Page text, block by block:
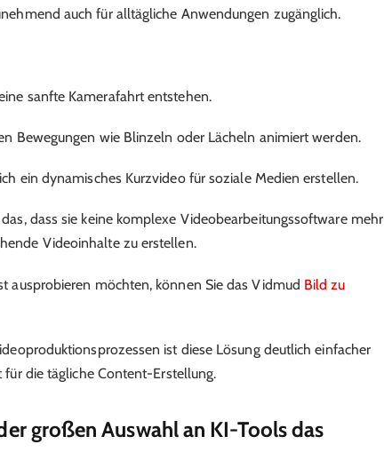
auch für alltägliche Anwendungen zugänglich.
sanfte Kamerafahrt entstehen.
Bewegungen wie Blinzeln oder Lächeln animiert werden.
ein dynamisches Kurzvideo für soziale Medien erstellen.
dass sie keine komplexe Videobearbeitungssoftware mehr
Videoinhalte zu erstellen.
ausprobieren möchten, können Sie das Vidmud Bild zu
ist diese Lösung deutlich einfacher
für die tägliche Content-Erstellung.
großen Auswahl an KI-Tools das